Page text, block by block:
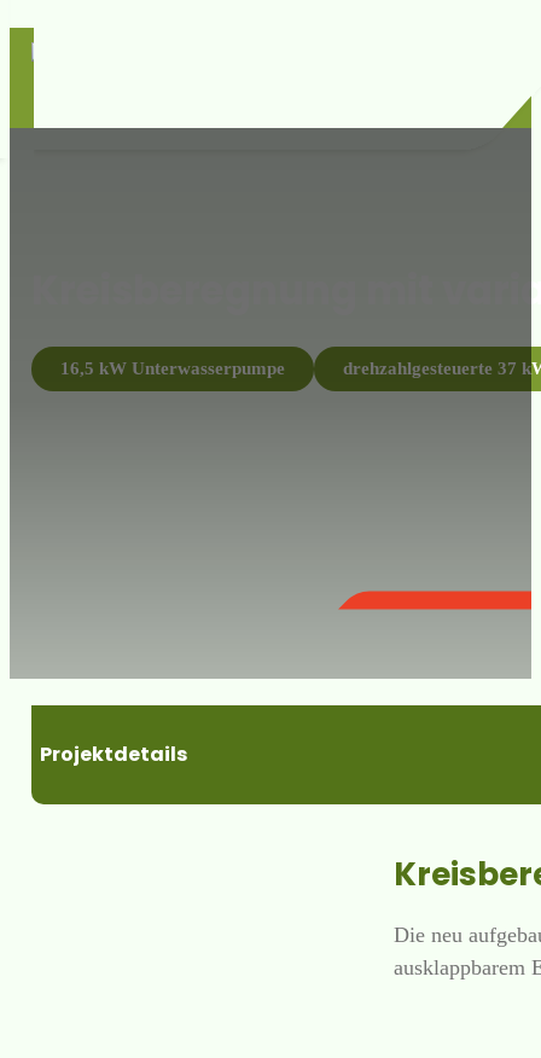
16,5 kW Unterwasserpumpe drehzahlgesteuerte 37
Projektdetails
Die neu
ausklappbarem